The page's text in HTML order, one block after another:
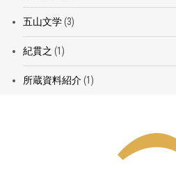
五山文学(3)
紀貫之 (1)
所蔵資料紹介(1)